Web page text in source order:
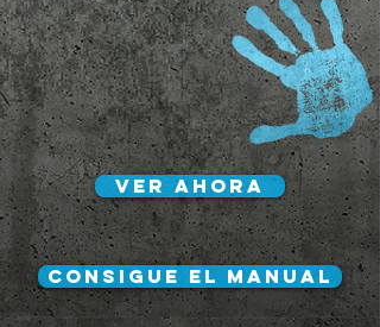
VER AHORA
Consigue el manual